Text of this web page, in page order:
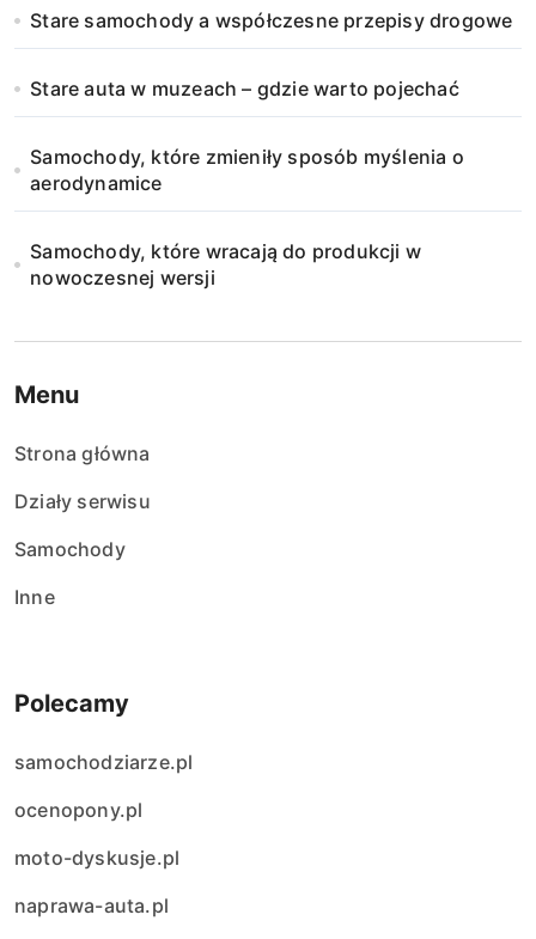
Stare samochody a współczesne przepisy drogowe
Stare auta w muzeach – gdzie warto pojechać
Samochody, które zmieniły sposób myślenia o
aerodynamice
Samochody, które wracają do produkcji w
nowoczesnej wersji
Menu
Strona główna
Działy serwisu
Samochody
Inne
Polecamy
samochodziarze.pl
ocenopony.pl
moto-dyskusje.pl
naprawa-auta.pl